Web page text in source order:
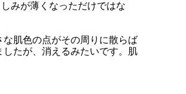
みが薄くなっただけではな
肌色の点がその周りに散らば
たが、消えるみたいです。肌